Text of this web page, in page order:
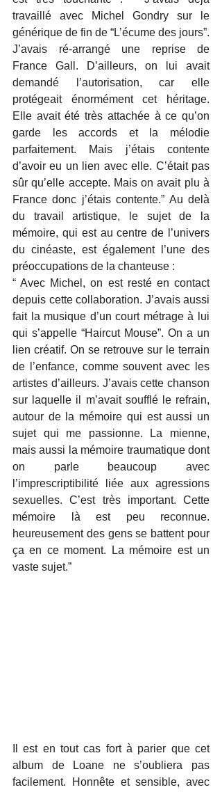
travaillé avec Michel Gondry sur le
générique de fin de “L’écume des jours”.
J’avais ré-arrangé une reprise de
France Gall. D’ailleurs, on lui avait
demandé l’autorisation, car elle
protégeait énormément cet héritage.
Elle avait été très attachée à ce qu’on
garde les accords et la mélodie
parfaitement. Mais j’étais contente
d’avoir eu un lien avec elle. C’était pas
sûr qu’elle accepte. Mais on avait plu à
France donc j’étais contente.” Au delà
du travail artistique, le sujet de la
mémoire, qui est au centre de l’univers
du cinéaste, est également l’une des
préoccupations de la chanteuse :
“ Avec Michel, on est resté en contact
depuis cette collaboration. J’avais aussi
fait la musique d’un court métrage à lui
qui s’appelle “Haircut Mouse”. On a un
lien créatif. On se retrouve sur le terrain
de l’enfance, comme souvent avec les
artistes d’ailleurs. J’avais cette chanson
sur laquelle il m’avait soufflé le refrain,
autour de la mémoire qui est aussi un
sujet qui me passionne. La mienne,
mais aussi la mémoire traumatique dont
on parle beaucoup avec
l’imprescriptibilité liée aux agressions
sexuelles. C’est très important. Cette
mémoire là est peu reconnue.
heureusement des gens se battent pour
ça en ce moment. La mémoire est un
vaste sujet.”
Il est en tout cas fort à parier que cet
album de Loane ne s’oubliera pas
facilement. Honnête et sensible, avec